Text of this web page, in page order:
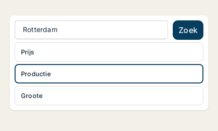
Rotterdam Zoek
Productie
Groote
Prijs